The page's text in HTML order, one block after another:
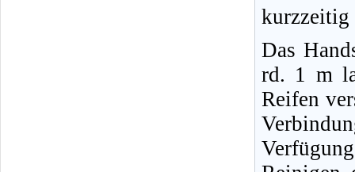
kurzzeitig
Das
rd. 1 m
Reifen